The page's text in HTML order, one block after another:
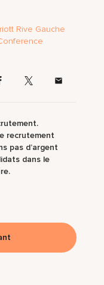
Rive Gauche
recrutement
pas d’argent
dans le